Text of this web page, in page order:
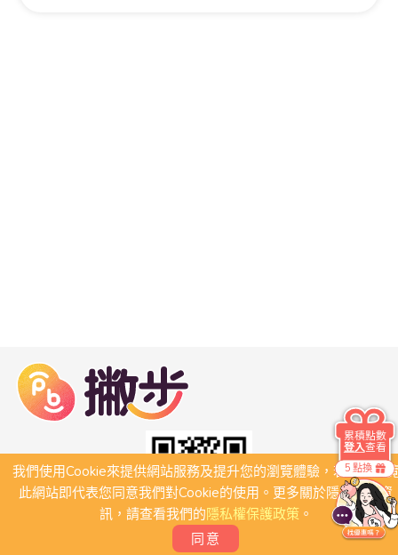
我們使用Cookie來提供網站服務及提升您的瀏覽體驗，若繼續瀏
此網站即代表您同意我們對Cookie的使用。更多關於隱私保護資
訊，請查看我們的隱私權保護政策。
同意
5 點換
累積點數
登入查看